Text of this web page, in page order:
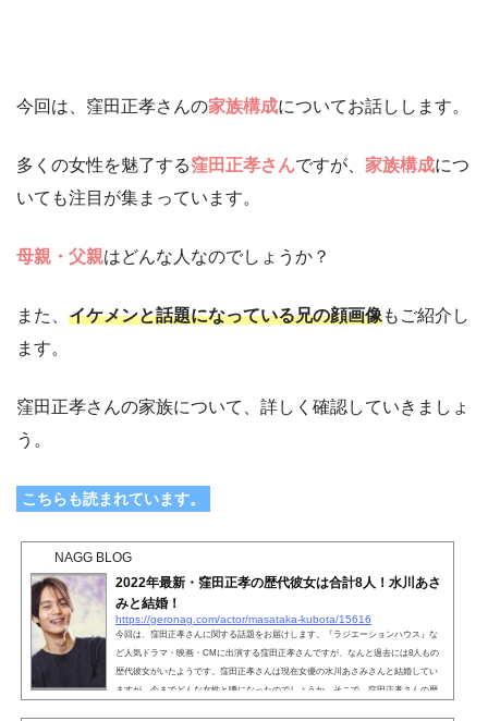
今回は、窪田正孝さんの家族構成についてお話しします。
多くの女性を魅了する窪田正孝さんですが、 家族構成につ
いても注目が集まっています。
母親・父親はどんな人なのでしょうか？
また、 イケメンと話題になっている兄の顔画像もご紹介し
ます。
窪田正孝さんの家族について、詳しく確認していきましょ
う。
こちらも読まれています。
NAGG BLOG
2022年最新・窪田正孝の歴代彼女は合計8人！水川あさ
みと結婚！
https://geronag.com/actor/masataka-kubota/15616
今回は、窪田正孝さんに関する話題をお届けします。『ラジエーションハウス』な
ど人気ドラマ・映画・CMに出演する窪田正孝さんですが、なんと過去には8人もの
歴代彼女がいたようです。窪田正孝さんは現在女優の水川あさみさんと結婚してい
ますが、今までどんな女性と噂になったのでしょうか。そこで、窪田正孝さんの歴